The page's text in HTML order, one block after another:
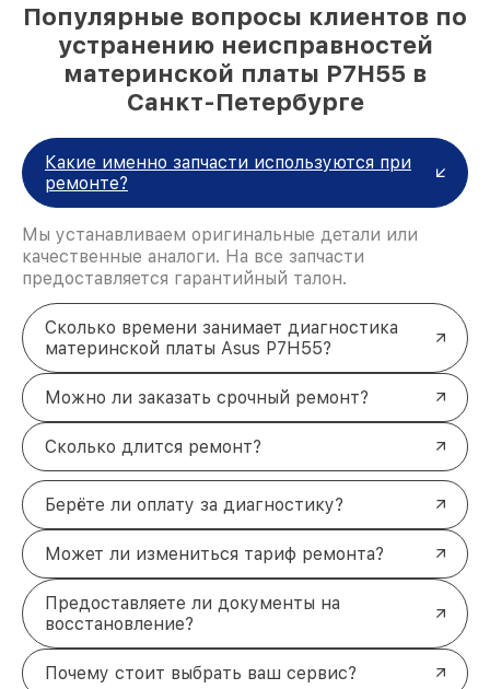
Популярные вопросы клиентов по
устранению неисправностей
материнской платы P7H55 в
Санкт-Петербурге
Какие именно запчасти используются при
ремонте?
Мы устанавливаем оригинальные детали или
качественные аналоги. На все запчасти
предоставляется гарантийный талон.
Сколько времени занимает диагностика
материнской платы Asus P7H55?
Можно ли заказать срочный ремонт?
Сколько длится ремонт?
Берёте ли оплату за диагностику?
Может ли измениться тариф ремонта?
Предоставляете ли документы на
восстановление?
Почему стоит выбрать ваш сервис?